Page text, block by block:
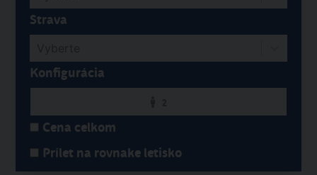
Strava
Konfigurácia
Cena celkom
Prílet na rovnake letisko